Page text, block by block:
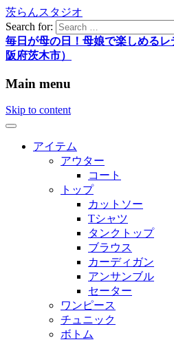
茨らんスタジオ
Search for:
毎日が母の日！母娘で楽しめる
阪府茨木市）
Main menu
Skip to content
アイテム
アウター
コート
トップ
カットソー
Tシャツ
タンクトップ
ブラウス
カーディガン
アンサンブル
セーター
ワンピース
チュニック
ボトム